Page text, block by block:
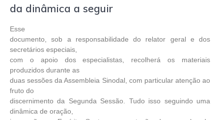
da dinâmica a seguir
Esse
documento, sob a responsabilidade do relator geral e dos
secretários especiais,
com o apoio dos especialistas, recolherá os materiais
produzidos durante as
duas sessões da Assembleia Sinodal, com particular atenção ao
fruto do
discernimento da Segunda Sessão. Tudo isso seguindo uma
dinâmica de oração,